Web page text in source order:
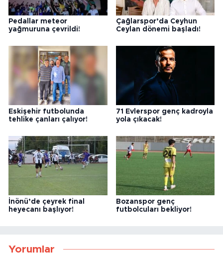
Pedallar meteor
yağmuruna çevrildi!
Çağlarspor’da Ceyhun
Ceylan dönemi başladı!
Eskişehir futbolunda
tehlike çanları çalıyor!
71 Evlerspor genç kadroyla
yola çıkacak!
İnönü’de çeyrek final
heyecanı başlıyor!
Bozanspor genç
futbolcuları bekliyor!
Yorumlar